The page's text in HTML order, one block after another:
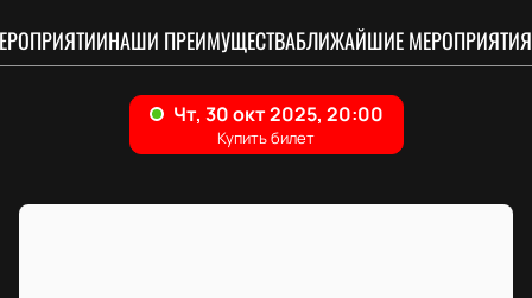
НАШИ ПРЕИМУЩЕСТВАБЛИЖАЙШИЕ МЕРОПРИЯТИЯ